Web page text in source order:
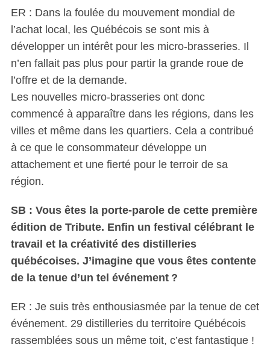
ER : Dans la foulée du mouvement mondial de
l’achat local, les Québécois se sont mis à
développer un intérêt pour les micro-brasseries. Il
n’en fallait pas plus pour partir la grande roue de
l’offre et de la demande.
Les nouvelles micro-brasseries ont donc
commencé à apparaître dans les régions, dans les
villes et même dans les quartiers. Cela a contribué
à ce que le consommateur développe un
attachement et une fierté pour le terroir de sa
région.
SB : Vous êtes la porte-parole de cette première
édition de Tribute. Enfin un festival célébrant le
travail et la créativité des distilleries
québécoises. J’imagine que vous êtes contente
de la tenue d’un tel événement ?
ER : Je suis très enthousiasmée par la tenue de cet
événement. 29 distilleries du territoire Québécois
rassemblées sous un même toit, c’est fantastique !